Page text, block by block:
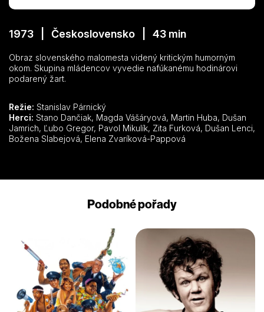
1973 | Československo | 43 min
Obraz slovenského malomesta videný kritickým humorným
okom. Skupina mládencov vyvedie nafúkanému hodinárovi
podarený žart.
Režie: Stanislav Párnický
Herci:
Jamrich, Ľubo Gregor, Pavol Mikulík, Zita Furková, Dušan Lenci,
Božena Slabejová, Elena Zvaríková-Pappová
Podobné pořady